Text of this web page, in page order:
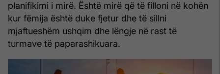
planifikimi i mirë. Është mirë që të filloni në kohën
kur fëmija është duke fjetur dhe të sillni
mjaftueshëm ushqim dhe lëngje në rast të
turmave të paparashikuara.